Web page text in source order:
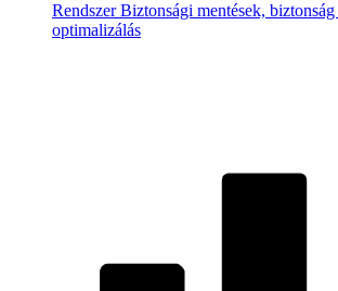
RendszerBiztonsági mentések,
optimalizálás